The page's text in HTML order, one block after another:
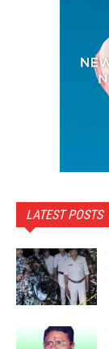
LATEST POSTS